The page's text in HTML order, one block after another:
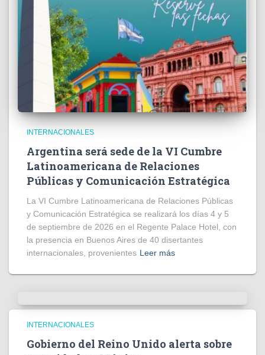
INTERNACIONALES
Argentina será sede de la VI Cumbre
Latinoamericana de Relaciones
Públicas y Comunicación Estratégica
La VI Cumbre Latinoamericana de Relaciones Públicas
y Comunicación Estratégica se realizará los días 4 y 5
de septiembre de 2026 en el Regente Palace Hotel, con
la presencia en Buenos Aires de 40 disertantes
internacionales, provenientes Leer más
INTERNACIONALES
Gobierno del Reino Unido alerta sobre